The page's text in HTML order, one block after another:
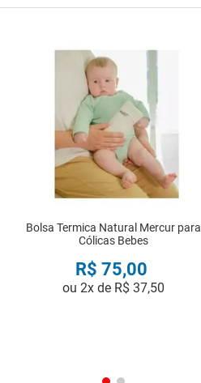
Bolsa Termica Natural Mercur para
Cólicas Bebes
R$ 75,00
ou 2x de R$ 37,50